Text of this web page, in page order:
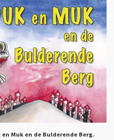
Muk en de Bulderende Berg.